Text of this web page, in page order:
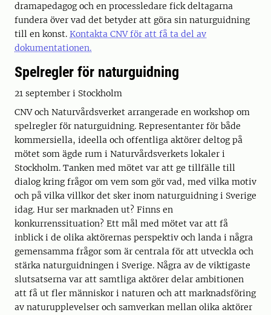
dramapedagog och en processledare fick deltagarna
fundera över vad det betyder att göra sin naturguidning
till en konst. Kontakta CNV för att få ta del av
dokumentationen.
Spelregler för naturguidning
21 september i Stockholm
CNV och Naturvårdsverket arrangerade en workshop om
spelregler för naturguidning. Representanter för både
kommersiella, ideella och offentliga aktörer deltog på
mötet som ägde rum i Naturvårdsverkets lokaler i
Stockholm. Tanken med mötet var att ge tillfälle till
dialog kring frågor om vem som gör vad, med vilka motiv
och på vilka villkor det sker inom naturguidning i Sverige
idag. Hur ser marknaden ut? Finns en
konkurrenssituation? Ett mål med mötet var att få
inblick i de olika aktörernas perspektiv och landa i några
gemensamma frågor som är centrala för att utveckla och
stärka naturguidningen i Sverige. Några av de viktigaste
slutsatserna var att samtliga aktörer delar ambitionen
att få ut fler människor i naturen och att marknadsföring
av naturupplevelser och samverkan mellan olika aktörer